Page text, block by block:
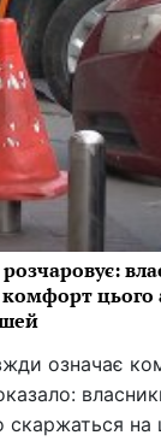
цього
означає
скаржаться на